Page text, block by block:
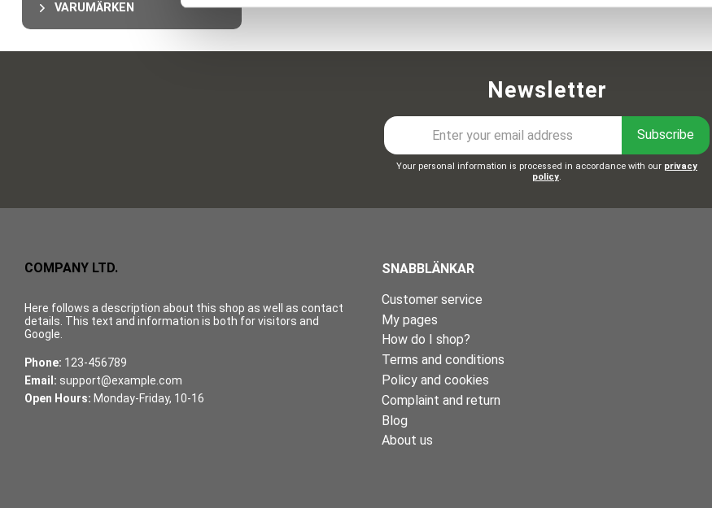
s
v
VARUMÄRKEN
Newsletter
Subscribe
Your personal information is processed in accordance with our privacy
policy.
COMPANY LTD.
Here follows a description about this shop as well as contact
details. This text and information is both for visitors and
Google.
Phone: 123-456789
Email: support@example.com
Open Hours: Monday-Friday, 10-16
SNABBLÄNKAR
Customer service
My pages
How do I shop?
Terms and conditions
Policy and cookies
Complaint and return
Blog
About us